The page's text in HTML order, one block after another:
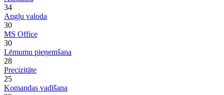
34
Angļu valoda
30
MS Office
30
Lēmumu pieņemšana
28
Precizitāte
25
Komandas vadīšana